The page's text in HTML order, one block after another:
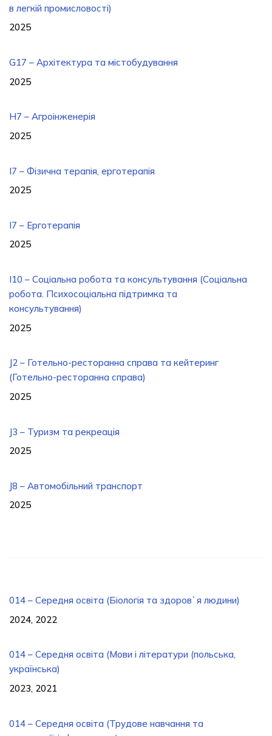
в легкій промисловості)
2025
G17 – Архітектура та містобудування
2025
H7 – Агроінженерія
2025
I7 – Фізична терапія, ерготерапія
2025
I7 – Ерготерапія
2025
I10 – Соціальна робота та консультування (Соціальна
робота. Психосоціальна підтримка та
консультування)
2025
J2 – Готельно-ресторанна справа та кейтеринг
(Готельно-ресторанна справа)
2025
J3 – Туризм та рекреація
2025
J8 – Автомобільний транспорт
2025
014 – Середня освіта (Біологія та здоров`я людини)
2024, 2022
014 – Середня освіта (Мови і літератури (польська,
українська)
2023, 2021
014 – Середня освіта (Трудове навчання та